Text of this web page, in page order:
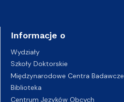
Informacje o
Wydziały
Szkoły Doktorskie
Międzynarodowe Centra Badawcze
Biblioteka
Centrum Języków Obcych